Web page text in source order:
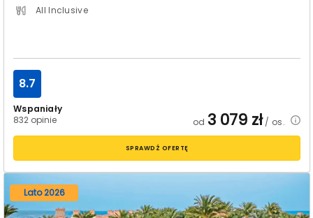
All Inclusive
Wspaniały
832 opinie
8.7
od 3 079 zł/ os.
SPRAWDŹ OFERTĘ
Lato 2026